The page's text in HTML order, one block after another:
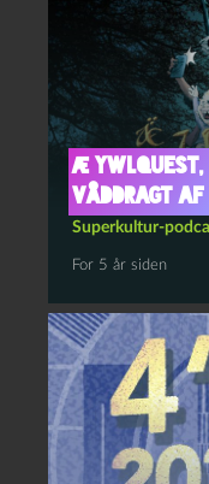
Æ YwlQuest,
våddragt af
Superkultur-
For 5 år siden